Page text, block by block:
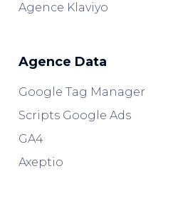
Agence Klaviyo
Agence Data
Google Tag Manager
Scripts Google Ads
GA4
Axeptio